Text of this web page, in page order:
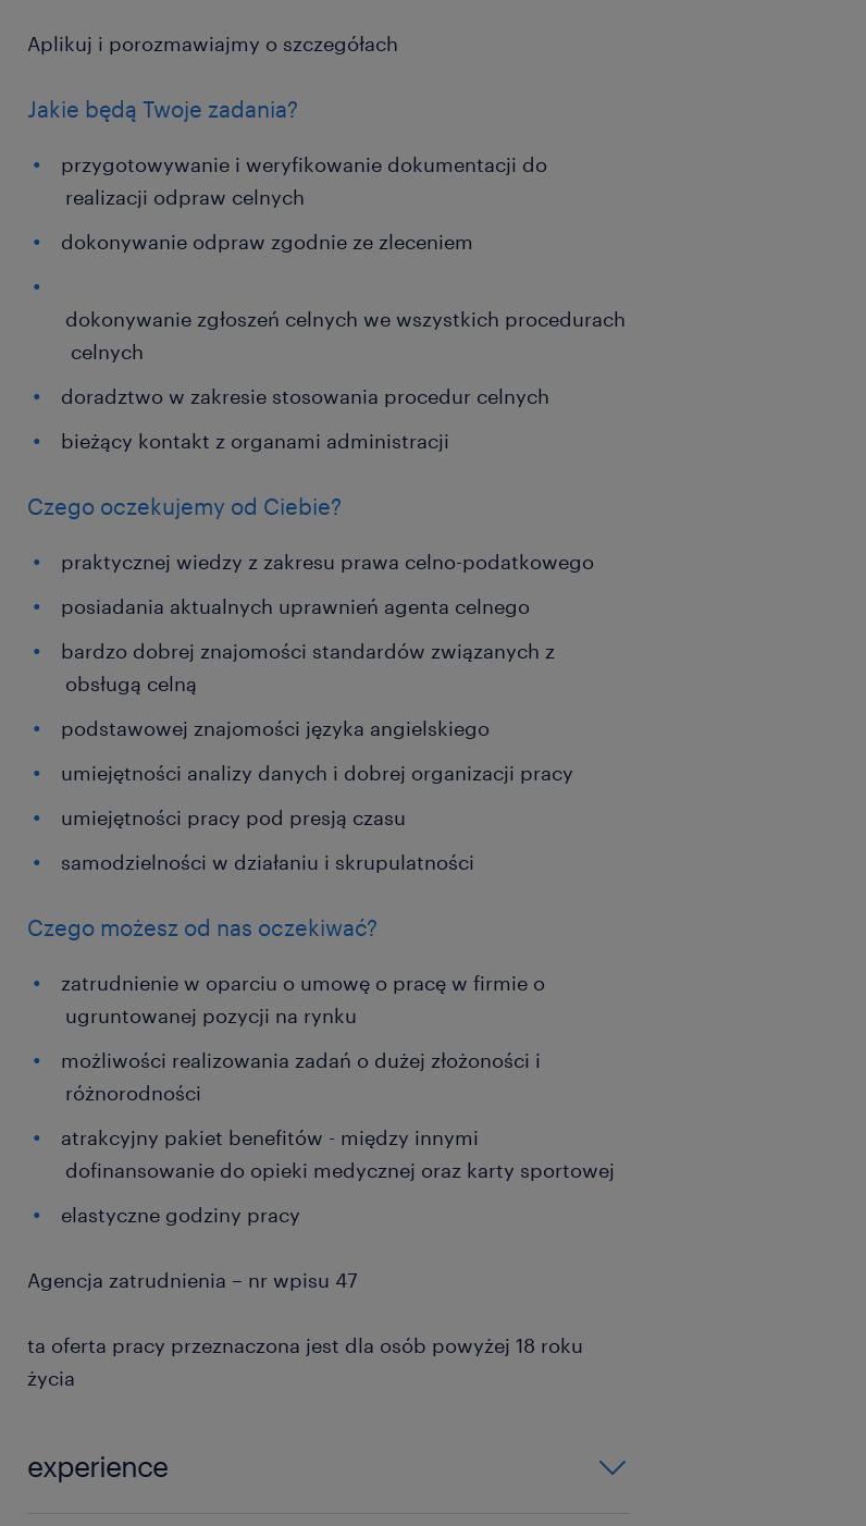
Aplikuj i porozmawiajmy o szczegółach
Jakie będą Twoje zadania?
przygotowywanie i weryfikowanie dokumentacji do
realizacji odpraw celnych
dokonywanie odpraw zgodnie ze zleceniem
dokonywanie zgłoszeń celnych we wszystkich procedurach
celnych
doradztwo w zakresie stosowania procedur celnych
bieżący kontakt z organami administracji
Czego oczekujemy od Ciebie?
praktycznej wiedzy z zakresu prawa celno-podatkowego
posiadania aktualnych uprawnień agenta celnego
bardzo dobrej znajomości standardów związanych z
obsługą celną
podstawowej znajomości języka angielskiego
umiejętności analizy danych i dobrej organizacji pracy
umiejętności pracy pod presją czasu
samodzielności w działaniu i skrupulatności
Czego możesz od nas oczekiwać?
zatrudnienie w oparciu o umowę o pracę w firmie o
ugruntowanej pozycji na rynku
możliwości realizowania zadań o dużej złożoności i
różnorodności
atrakcyjny pakiet benefitów - między innymi
dofinansowanie do opieki medycznej oraz karty sportowej
elastyczne godziny pracy
Agencja zatrudnienia – nr wpisu 47
ta oferta pracy przeznaczona jest dla osób powyżej 18 roku
życia
experience